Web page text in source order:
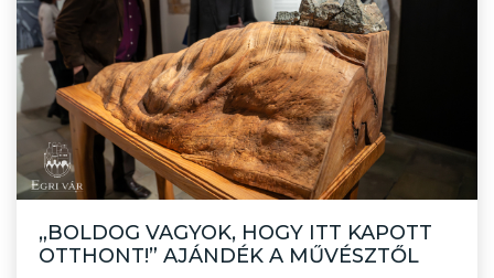
„BOLDOG VAGYOK, HOGY ITT KAPOTT
OTTHONT!” AJÁNDÉK A MŰVÉSZTŐL